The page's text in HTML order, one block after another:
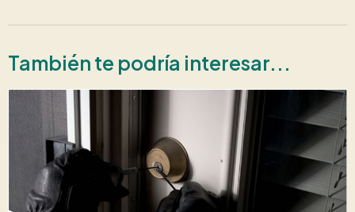
También te podría interesar...